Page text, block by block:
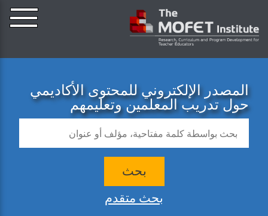
المصدر الإلكتروني للمحتوى الأكاديمي
حول تدريب المعلمين وتعليمهم
بحث
بحث متقدم